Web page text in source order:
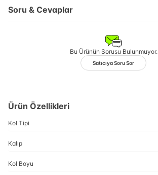
Soru & Cevaplar
Bu Ürünün Sorusu Bulunmuyor.
Satıcıya Soru Sor
Ürün Özellikleri
Kol Tipi
Kalıp
Kol Boyu